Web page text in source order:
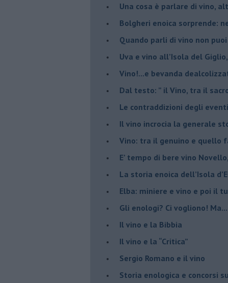
​Una cosa è parlare di vino,
Bolgheri enoica sorprende:
​Quando parli di vino non
Uva e vino all’Isola del
​Vino!...e bevanda
​Dal testo: ” il Vino, tra il
Le contraddizioni degli
​Il vino incrocia la generale
Vino: tra il genuino e quello
E’ tempo di bere vino
La storia enoica dell’Isola
Elba: miniere e vino e poi il
​Gli enologi? Ci vogliono!
​Il vino e la Bibbia
​Il vino e la “Critica”
Sergio Romano e il vino
​Storia enologica e concorsi